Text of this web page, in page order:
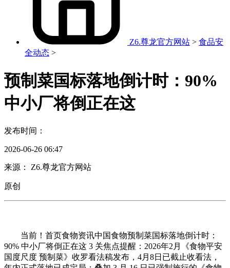
Z6.尊龙官方网站 > 食品安
全动态 >
预制菜国标落地倒计时：90%
中小厂将倒正在这
发布时间：
2026-06-26 06:47
来源： Z6.尊龙官方网站
原创
当前！首页食物资讯中国食物预制菜国标落地倒计时：
90% 中小厂将倒正在这 3 关焦点提醒：2026年2月《食物平安
国度尺度 预制菜》收罗看法稿发布，4月8日已截止收看法，